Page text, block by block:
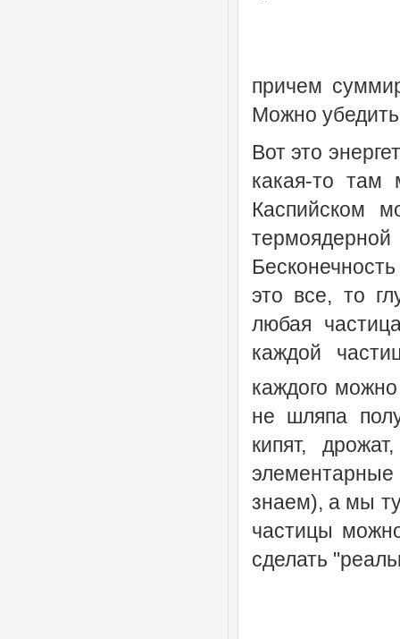
причем
Можно
Вот это
какая-то там
Каспийском
это все, то
любая
каждой
каждого
не шляпа
кипят,
знаем), а мы
частицы
сделать